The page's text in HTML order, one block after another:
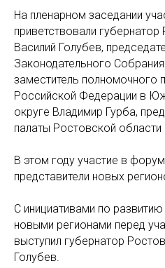
На пленарном заседании
приветствовали
Василий Голубев,
Законодательного
заместитель полномочного
Российской Федерации в
округе Владимир Гурба,
палаты Ростовской
В этом году участие в
представители новых
С инициативами по
новыми регионами перед
выступил губернатор
Голубев.